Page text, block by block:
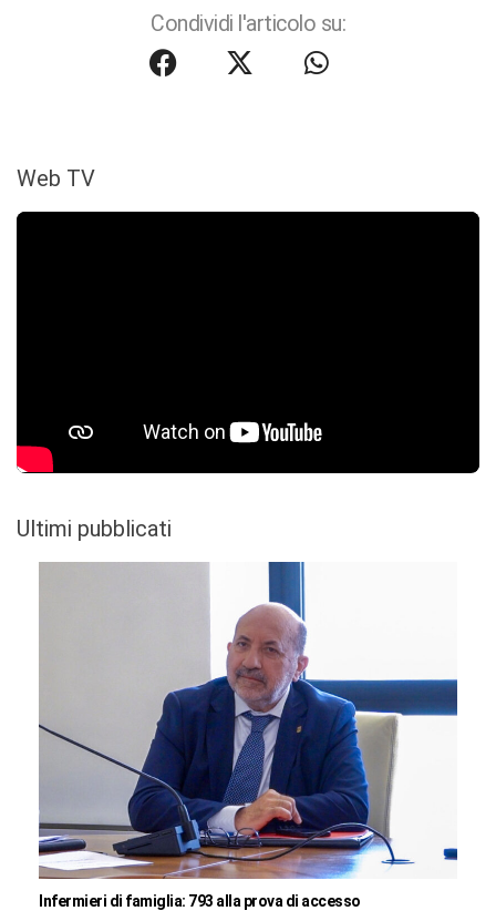
Condividi l'articolo su:
Web TV
Ultimi pubblicati
Infermieri di famiglia: 793 alla prova di accesso